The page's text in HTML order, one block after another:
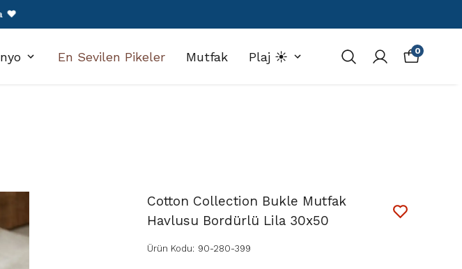
Kargo Ücretsiz!
En Sevilen Pikeler Mutfak Plaj ☀️ 0
Cotton Collection Bukle Mutfak
Havlusu Bordürlü Lila 30x50
Ürün Kodu: 90-280-399